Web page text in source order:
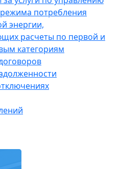
потребления
энергии,
расчеты по первой и
категориям